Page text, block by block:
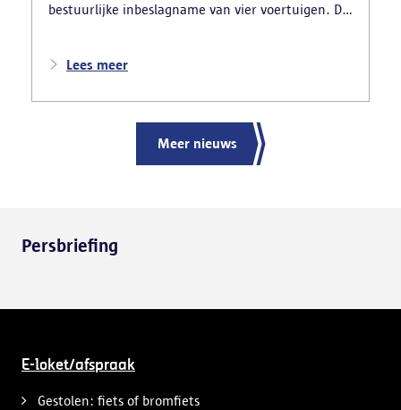
bestuurlijke inbeslagname van vier voertuigen. De
nadat meerdere weggebruikers melding hadden
ernstige verkeershinder die dat als gevolg had.
Lees meer
Meer nieuws
Persbriefing
E-loket/afspraak
Gestolen: fiets of bromfiets